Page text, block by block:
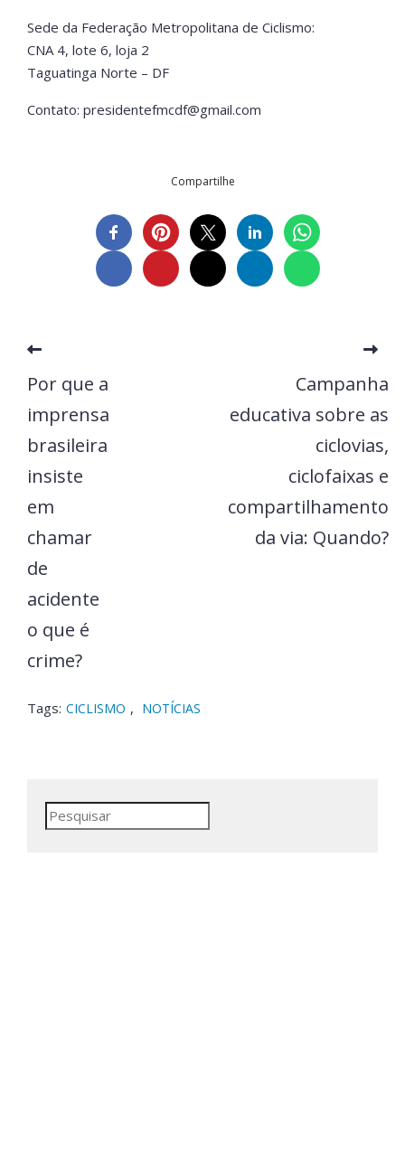
Sede da Federação Metropolitana de Ciclismo:
CNA 4, lote 6, loja 2
Taguatinga Norte – DF
Contato: presidentefmcdf@gmail.com
Compartilhe
Por que a
imprensa
brasileira
insiste
em
chamar
de
acidente
o que é
crime?
Campanha
educativa sobre as
ciclovias,
ciclofaixas e
compartilhamento
da via: Quando?
Tags: CICLISMO , NOTÍCIAS
Pesquisar